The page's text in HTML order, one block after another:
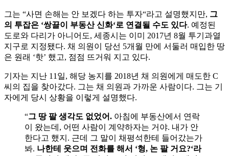
그는 “사면 손해는 안 보겠다 하는 투자“라고 설명했지만, 그
의 투잡은 ‘쌍끌이 부동산 신화‘로 연결될 수도 있다. 예정된
도로와 다리가 아니어도, 세종시는 이미 2017년 8월 투기과열
지구로 지정됐다. 채 의원이 당선 5개월 만에 서둘러 매입한 땅
은 원래 ‘핫’ 했고, 점점 뜨거워 지고 있다.
기자는 지난 11일, 해당 농지를 2018년 채 의원에게 매도한 C
씨의 집을 찾아갔다. 그는 채 의원과 가까운 사람이다. 그는 기
자에게 당시 상황을 이렇게 설명했다.
“그 땅 팔 생각도 없었어. 아침에 부동산에서 연락
이 왔는데, 어떤 사람이 계약하자는 거야. 내가 안
한다고 했지. 근데 그 말이 채평석한테 들어갔는가
봐. 나한테 웃으며 전화를 해서 ‘형, 논 팔 거요?‘라